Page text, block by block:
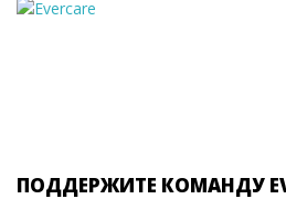
ПОДДЕРЖИТЕ КОМАНДУ